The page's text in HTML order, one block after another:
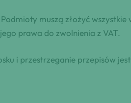
muszą złożyć
prawa do zwolnienia z VAT.
i przestrzeganie przepisów